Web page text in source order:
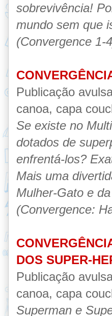
sobrevivência!
mundo sem que
(Convergence 1-
Publicação
canoa, capa
Se existe no
dotados de
enfrentá-los?
Mais uma
Mulher-Gato e
(Convergence:
DOS SUPER-
Publicação
canoa, capa
Superman e